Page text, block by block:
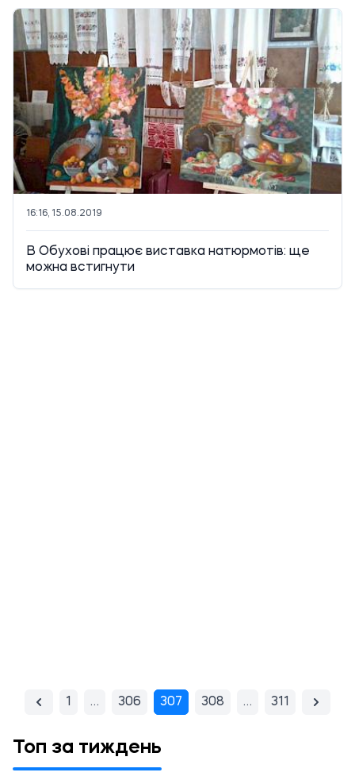
16:16, 15.08.2019
В Обухові працює виставка натюрмотів: ще
можна встигнути
1 … 306 307 308 … 311
Топ за тиждень